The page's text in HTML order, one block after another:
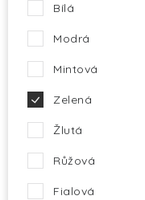
Bílá
Modrá
Mintová
Zelená
Žlutá
Růžová
Fialová